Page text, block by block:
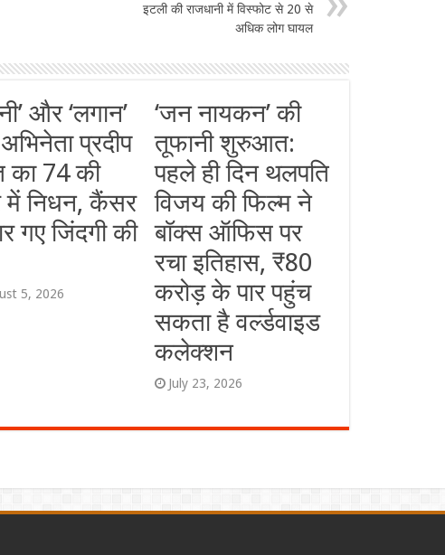
इटली की राजधानी में विस्फोट से 20 से
अधिक लोग घायल
और ‘लगान’
प्रदीप
का 74 की
में निधन, कैंसर
गए जिंदगी की
5, 2026
‘जन नायकन’ की
तूफानी शुरुआत:
पहले ही दिन थलपति
विजय की फिल्म ने
बॉक्स ऑफिस पर
रचा इतिहास, ₹80
करोड़ के पार पहुंच
सकता है वर्ल्डवाइड
कलेक्शन
July 23, 2026